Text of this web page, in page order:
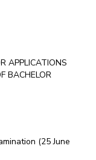
APPLICATIONS
BACHELOR
(25 June